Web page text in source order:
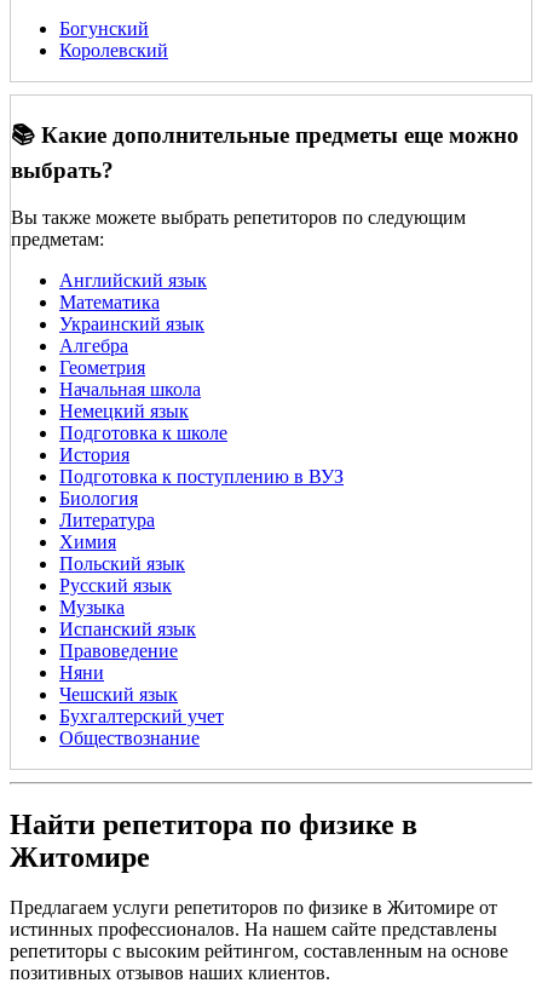
Богунский
Королевский
📚 Какие дополнительные предметы еще можно
выбрать?
Вы также можете выбрать репетиторов по следующим
предметам:
Английский язык
Математика
Украинский язык
Алгебра
Геометрия
Начальная школа
Немецкий язык
Подготовка к школе
История
Подготовка к поступлению в ВУЗ
Биология
Литература
Химия
Польский язык
Русский язык
Музыка
Испанский язык
Правоведение
Няни
Чешский язык
Бухгалтерский учет
Обществознание
Найти репетитора по физике в
Житомире
Предлагаем услуги репетиторов по физике в Житомире от
истинных профессионалов. На нашем сайте представлены
репетиторы с высоким рейтингом, составленным на основе
позитивных отзывов наших клиентов.